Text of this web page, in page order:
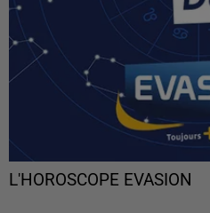
L'HOROSCOPE EVASION